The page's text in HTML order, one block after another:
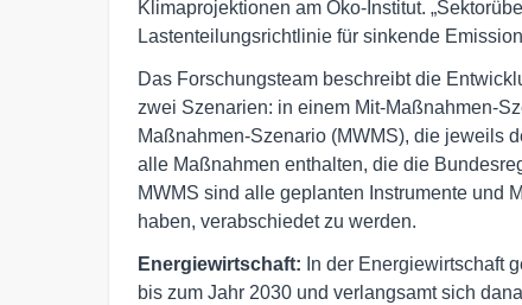
Klimaprojektionen am Öko-Institut.
Lastenteilungsrichtlinie für sinkende
Das Forschungsteam beschreibt die
zwei Szenarien: in einem Mit-Maßnahmen-
Maßnahmen-Szenario (MWMS), die jeweils
alle Maßnahmen enthalten, die die
MWMS sind alle geplanten Instrumente und
haben, verabschiedet zu werden.
Energiewirtschaft: In der Energiewirtschaft
bis zum Jahr 2030 und verlangsamt sich